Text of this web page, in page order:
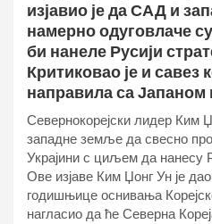
изјавио је да САД и
намерно одуговлаче
би нанеле Русији
Критиковао је и савез
направила са
Севернокорејски лидер Ким
западне земље да свесно
Украјини с циљем да нанесу
Ове изјаве Ким Џонг Ун је
годишњице оснивања
нагласио да ће Северна